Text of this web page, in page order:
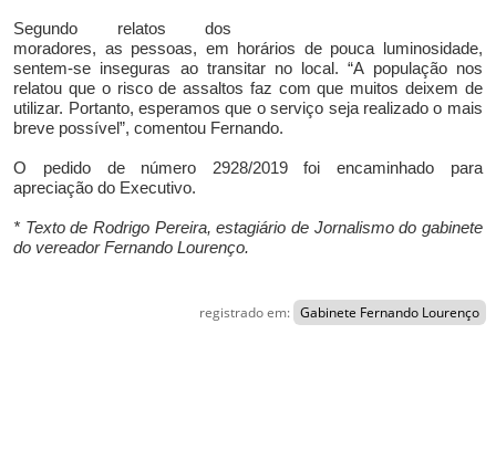
Segundo relatos dos
moradores, as pessoas, em horários de pouca luminosidade,
sentem-se inseguras ao transitar no local. “A população nos
relatou que o risco de assaltos faz com que muitos deixem de
utilizar. Portanto, esperamos que o serviço seja realizado o mais
breve possível”, comentou Fernando.
O pedido de número 2928/2019 foi encaminhado para
apreciação do Executivo.
* Texto de Rodrigo Pereira, estagiário de Jornalismo do gabinete
do vereador Fernando Lourenço.
registrado em: Gabinete Fernando Lourenço